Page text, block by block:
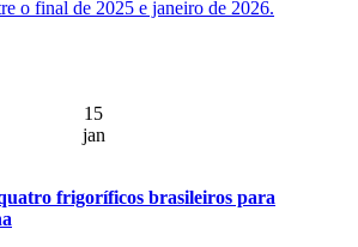
o final de 2025 e janeiro de 2026.
15
jan
frigoríficos brasileiros para